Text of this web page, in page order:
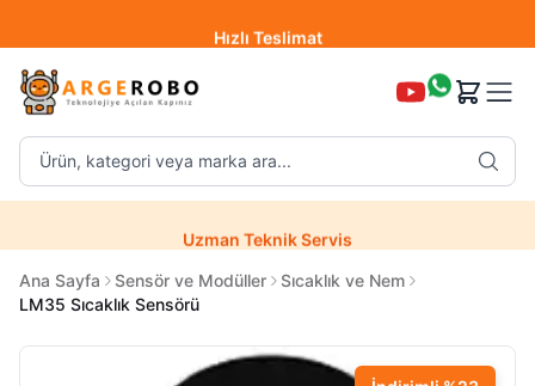
Ürün, kategori veya marka ara...
Ana Sayfa Sensör ve Modüller
Sıcaklık ve Nem
LM35 Sıcaklık Sensörü